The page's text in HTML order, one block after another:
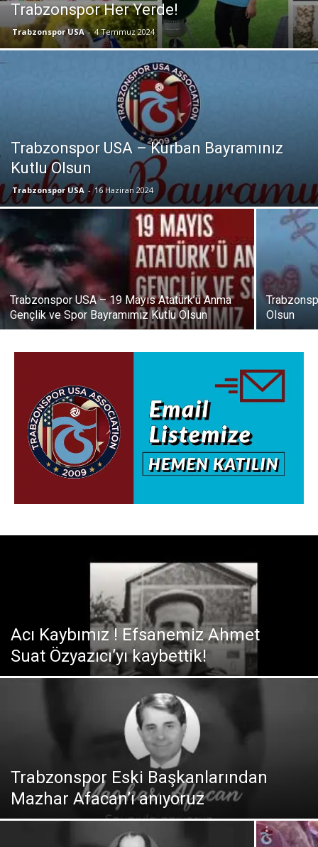
Trabzonspor Her Yerde!
Trabzonspor USA - 4 Temmuz 2024
Trabzonspor USA – Kurban Bayramınız
Kutlu Olsun
Trabzonspor USA - 16 Haziran 2024
Trabzonspor USA – 19 Mayıs Atatürk’ü Anma
Gençlik ve Spor Bayramımız Kutlu Olsun
Olsun
Acı Kaybımız ! Efsanemiz Ahmet
Suat Özyazıcı’yı kaybettik!
Trabzonspor Eski Başkanlarından
Mazhar Afacan’ı anıyoruz